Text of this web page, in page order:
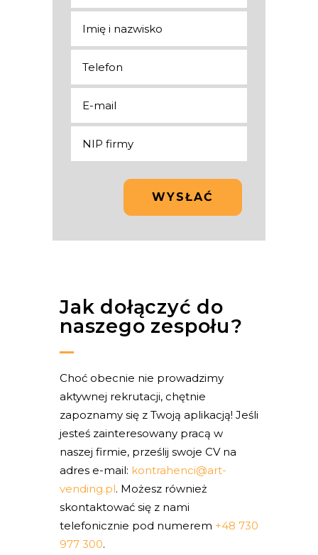
Jak dołączyć do
naszego zespołu?
Choć obecnie nie prowadzimy
aktywnej rekrutacji, chętnie
zapoznamy się z Twoją aplikacją! Jeśli
jesteś zainteresowany pracą w
naszej firmie, prześlij swoje CV na
adres e-mail: kontrahenci@art-
vending.pl. Możesz również
skontaktować się z nami
telefonicznie pod numerem +48 730
977 300.